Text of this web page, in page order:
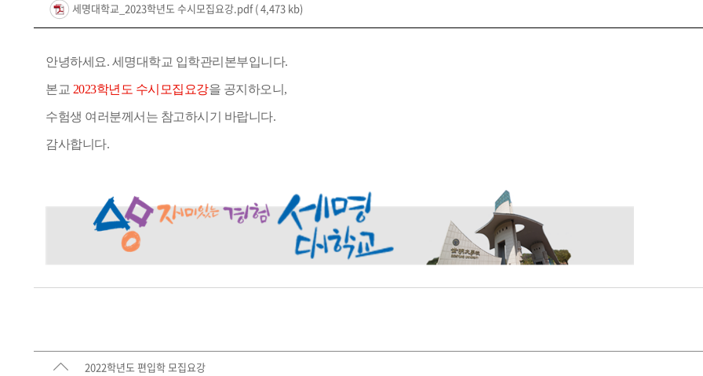
세명대학교_2023학년도 수시모집요강.pdf( 4,473 kb)
안녕하세요. 세명대학교 입학관리본부입니다.
본교 2023학년도 수시모집요강을 공지하오니,
수험생 여러분께서는 참고하시기 바랍니다.
감사합니다.
2022학년도 편입학 모집요강